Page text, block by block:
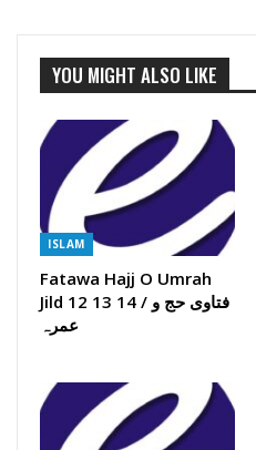
YOU MIGHT ALSO LIKE
ISLAM
Fatawa Hajj O Umrah
Jild 12 13 14 / فتاوی حج و
عمرہ